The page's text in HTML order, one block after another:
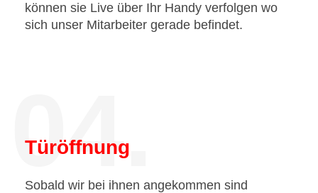
können sie Live über Ihr Handy verfolgen wo
sich unser Mitarbeiter gerade befindet.
04.
Türöffnung
Sobald wir bei ihnen angekommen sind